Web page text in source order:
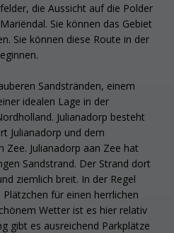
die Aussicht auf die Polder
Sie können das Gebiet
Sie können diese Route in der
Sandstränden, einem
idealen Lage in der
Julianadorp besteht
Julianadorp und dem
Zee. Julianadorp aan Zee hat
Sandstrand. Der Strand dort
ziemlich breit. In der Regel
für einen herrlichen
Wetter ist es hier relativ
gibt es ausreichend Parkplätze